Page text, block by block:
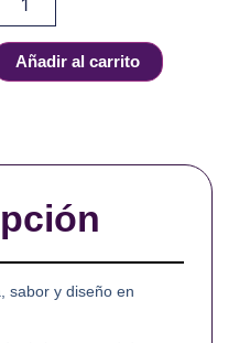
System
Añadir al carrito
sabor y diseño en